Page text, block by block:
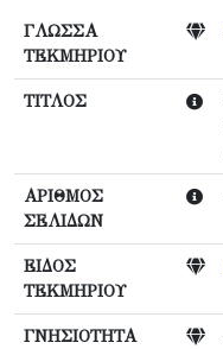
ΓΛΩΣΣΑ
ΤΕΚΜΗΡΙΟΥ
ΤΙΤΛΟΣ
ΑΡΙΘΜΟΣ
ΣΕΛΙΔΩΝ
ΕΙΔΟΣ
ΤΕΚΜΗΡΙΟΥ
ΓΝΗΣΙΟΤΗΤΑ